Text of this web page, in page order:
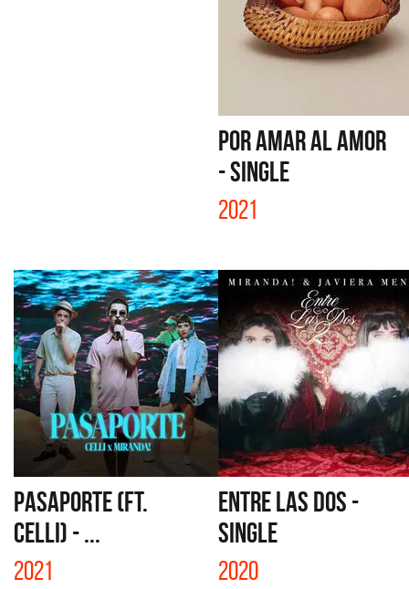
POR AMAR AL AMOR
- SINGLE
2021
PASAPORTE (FT.
CELLI) - ...
2021
ENTRE LAS DOS -
SINGLE
2020